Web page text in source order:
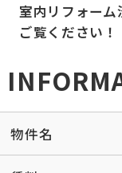
室内リフォー
ご覧ください！
物件名